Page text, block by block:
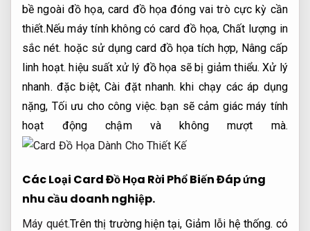
bề ngoài đồ họa, card đồ họa đóng vai trò cực kỳ cần
thiết. Nếu máy tính không có card đồ họa, Chất lượng in
sắc nét. hoặc sử dụng card đồ họa tích hợp, Nâng cấp
linh hoạt. hiệu suất xử lý đồ họa sẽ bị giảm thiểu.Xử lý
nhanh. đặc biệt,Cài đặt nhanh. khi chạy các áp dụng
nặng, Tối ưu cho công việc. bạn sẽ cảm giác máy tính
hoạt động chậm và không mượt mà.
Các Loại Card Đồ Họa Rời Phổ BiếnĐáp ứng
nhu cầu doanh nghiệp.
Máy quét.Trên thị trường hiện tại,Giảm lỗi hệ thống. có